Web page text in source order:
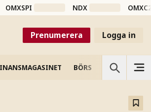
OMXSPI NDX
Prenumerera Logga in
BÖRS VETENSKAP